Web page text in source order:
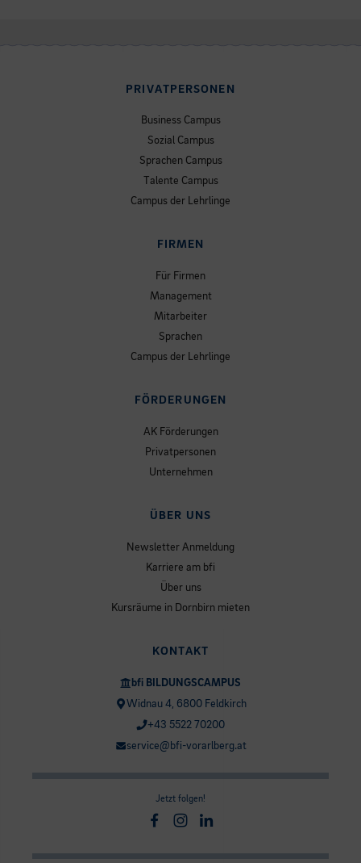
PRIVATPERSONEN
Business Campus
Sozial Campus
Sprachen Campus
Talente Campus
Campus der Lehrlinge
FIRMEN
Für Firmen
Management
Mitarbeiter
Sprachen
Campus der Lehrlinge
FÖRDERUNGEN
AK Förderungen
Privatpersonen
Unternehmen
ÜBER UNS
Newsletter Anmeldung
Karriere am bfi
Über uns
Kursräume in Dornbirn mieten
KONTAKT
bfi BILDUNGSCAMPUS
Widnau 4, 6800 Feldkirch
+43 5522 70200
service@bfi-vorarlberg.at
Jetzt folgen!
Facebook
Instagram
Linkedin